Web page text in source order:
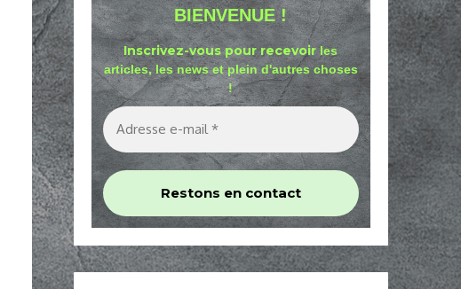
BIENVENUE !
Inscrivez-vous pour recevoirles
articles, les news et plein d'autres choses
!